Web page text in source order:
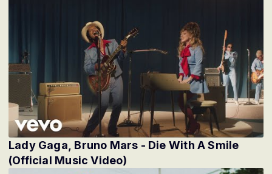
Lady Gaga, Bruno Mars - Die With A Smile
(Official Music Video)